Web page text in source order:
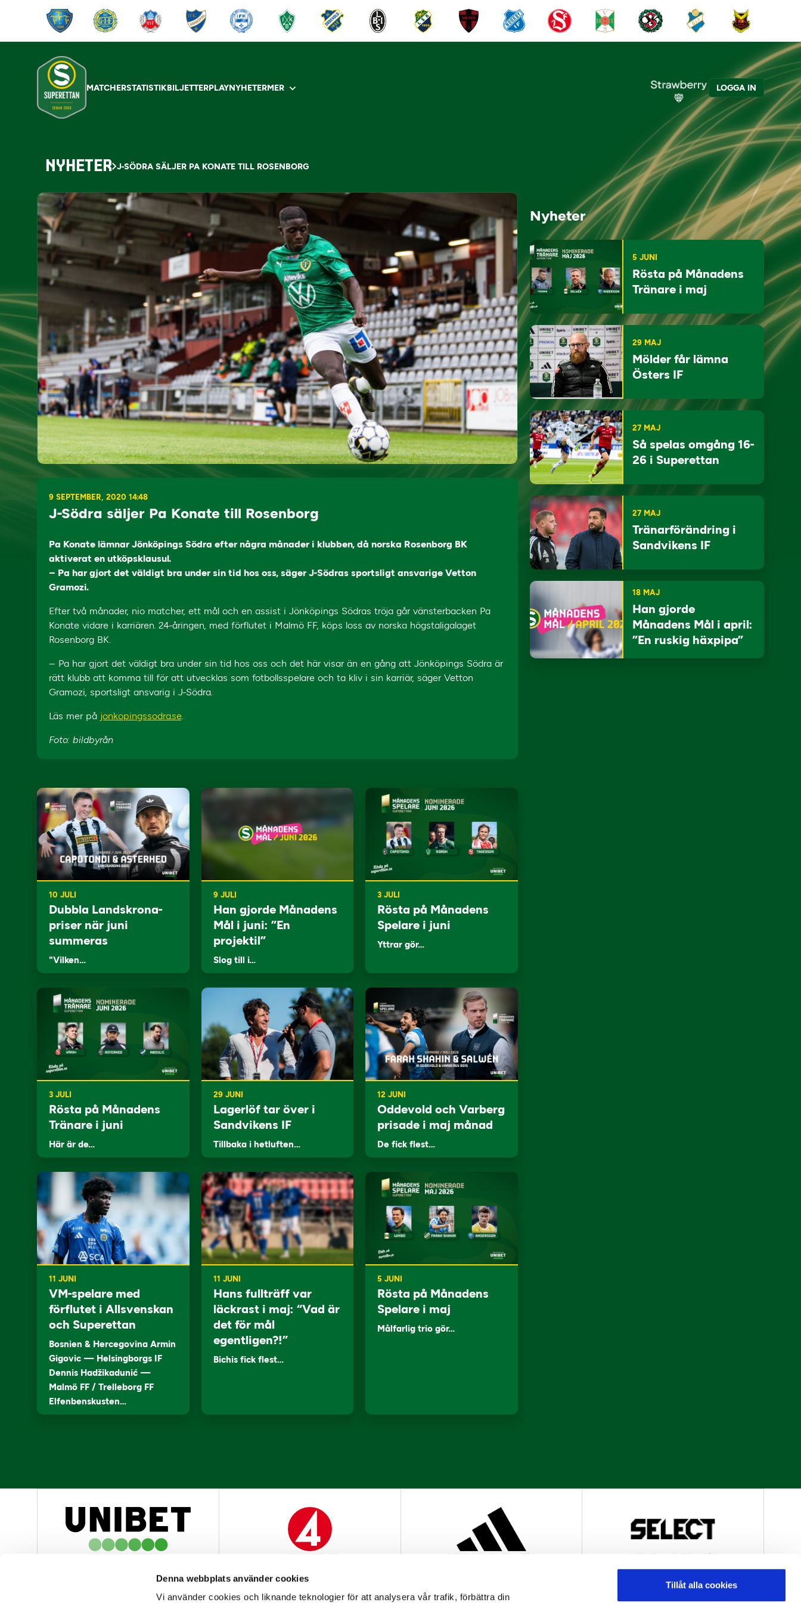
Denna webbplats använder cookies
Vi använder cookies och liknande teknologier för att analysera vår trafik, förbättra din
Tillåt alla cookies
MATCHERSTATISTIKBILJETTERPLAYNYHETERMER LOGGA IN
NYHETER J-SÖDRA SÄLJER PA KONATE TILL ROSENBORG
9 SEPTEMBER, 2020 14:48
J-Södra säljer Pa Konate till Rosenborg
Pa Konate lämnar Jönköpings Södra efter några månader i klubben, då norska Rosenborg BK
aktiverat en utköpsklausul.
– Pa har gjort det väldigt bra under sin tid hos oss, säger J-Södras sportsligt ansvarige Vetton
Gramozi.
Efter två månader, nio matcher, ett mål och en assist i Jönköpings Södras tröja går vänsterbacken Pa
Konate vidare i karriären. 24-åringen, med förflutet i Malmö FF, köps loss av norska högstaligalaget
Rosenborg BK.
– Pa har gjort det väldigt bra under sin tid hos oss och det här visar än en gång att Jönköpings Södra är
rätt klubb att komma till för att utvecklas som fotbollsspelare och ta kliv i sin karriär, säger Vetton
Gramozi, sportsligt ansvarig i J-Södra.
Läs mer på jonkopingssodra.se.
Foto: bildbyrån
10 JULI
Dubbla Landskrona-
priser när juni
summeras
"Vilken…
9 JULI
Han gjorde Månadens
Mål i juni: ”En
projektil”
Slog till i…
3 JULI
Rösta på Månadens
Spelare i juni
Yttrar gör…
3 JULI
Rösta på Månadens
Tränare i juni
Här är de…
29 JUNI
Lagerlöf tar över i
Sandvikens IF
Tillbaka i hetluften…
12 JUNI
Oddevold och Varberg
prisade i maj månad
De fick flest…
11 JUNI
VM-spelare med
förflutet i Allsvenskan
och Superettan
Bosnien & Hercegovina Armin
Gigovic — Helsingborgs IF
Dennis Hadžikadunić —
Malmö FF / Trelleborg FF
Elfenbenskusten…
11 JUNI
Hans fullträff var
läckrast i maj: “Vad är
det för mål
egentligen?!”
Bichis fick flest…
5 JUNI
Rösta på Månadens
Spelare i maj
Målfarlig trio gör…
Nyheter
5 JUNI
Rösta på Månadens
Tränare i maj
29 MAJ
Mölder får lämna
Östers IF
27 MAJ
Så spelas omgång 16-
26 i Superettan
27 MAJ
Tränarförändring i
Sandvikens IF
18 MAJ
Han gjorde
Månadens Mål i april:
”En ruskig häxpipa”